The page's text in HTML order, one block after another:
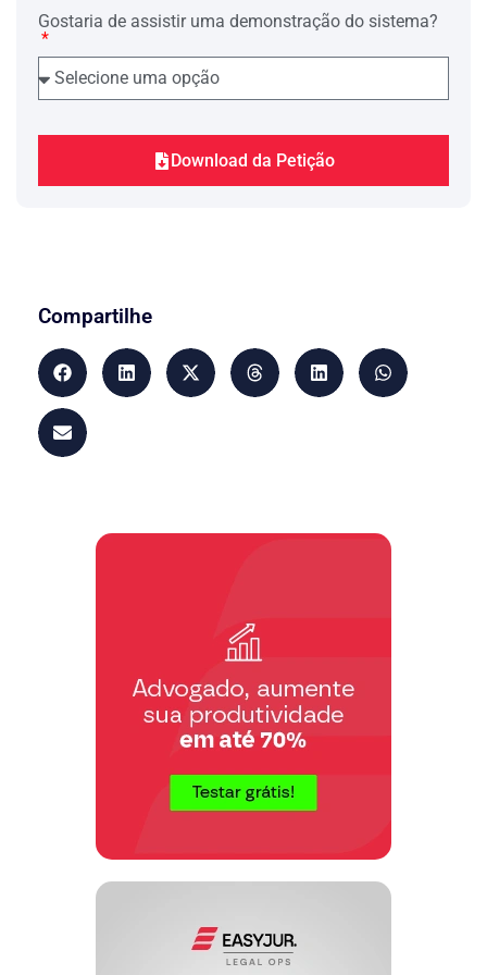
atividades, individualmente ou em
sem auxílio eventual de terceiros, bem
como seus respectivos cônjuges ou
companheiros e filhos maiores de
equiparados, que trabalhem
comprovadamente com o grupo familiar
respectivo, têm o direito ao respectivo
efetivo exercício de atividade rural, ainda
que de forma descontínua, no período
imediatamente anterior ao requerimento
do benefício, por tempo igual ao número
de meses de contribuição correspondente
à carência do benefício pretendido.
5. O artigo 5º, inciso XIII, da
brasileiros e aos estrangeiros residentes
no País a inviolabilidade do direito à
nos termos seguintes: “XIII – é livre o
exercício de qualquer trabalho, ofício ou
profissão, atendidas as qualificações
profissionais que a lei estabelecer”.
6. O art. 6º da Constituição Federal
diz: “São direitos sociais a educação, a
saúde, o trabalho, o lazer, a segurança, a
PREVIDÊNCIA SOCIAL, a proteção à
aos desamparados, na forma desta
Constituição”.
201 da Constituição Federal, dizem:
Art. 201. A previdência social será
Gostaria de assistir uma demonstração do sistema?
Download da Petição
Compartilhe